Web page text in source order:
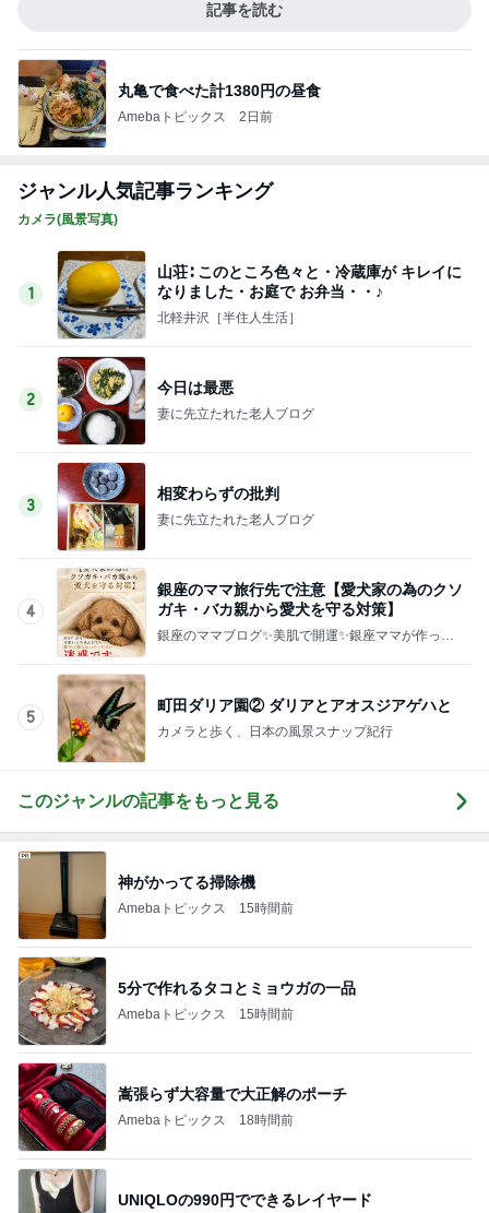
記事を読む
丸亀で食べた計1380円の昼食
Amebaトピックス 2日前
ジャンル人気記事ランキング
カメラ(風景写真)
1
山荘∶ このところ色々と・冷蔵庫が キレイに
なりました・お庭で お弁当・・♪
北軽井沢［半住人生活］
2
今日は最悪
妻に先立たれた老人ブログ
3
相変わらずの批判
妻に先立たれた老人ブログ
4
銀座のママ旅行先で注意【愛犬家の為のクソ
ガキ・バカ親から愛犬を守る対策】
銀座のママブログ✨美肌で開運✨銀座ママが作った
5
町田ダリア園② ダリアとアオスジアゲハと
カメラと歩く、日本の風景スナップ紀行
このジャンルの記事をもっと見る
神がかってる掃除機
Amebaトピックス 15時間前
5分で作れるタコとミョウガの一品
Amebaトピックス 15時間前
嵩張らず大容量で大正解のポーチ
Amebaトピックス 18時間前
UNIQLOの990円でできるレイヤード